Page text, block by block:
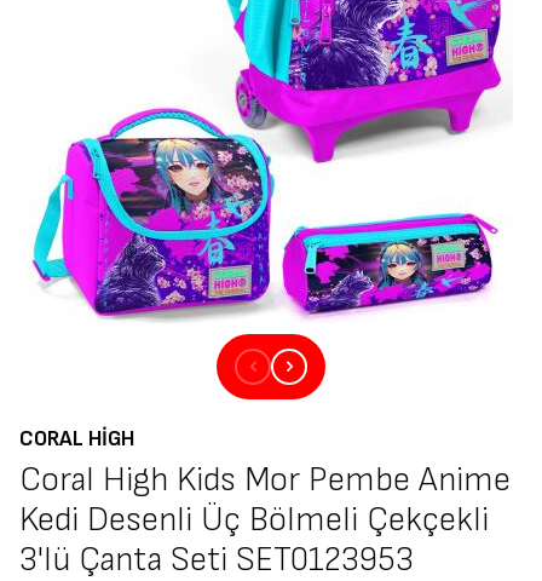
CORAL HIGH
Coral High Kids Mor Pembe Anime
Kedi Desenli Üç Bölmeli Çekçekli
3'lü Çanta Seti SET0123953